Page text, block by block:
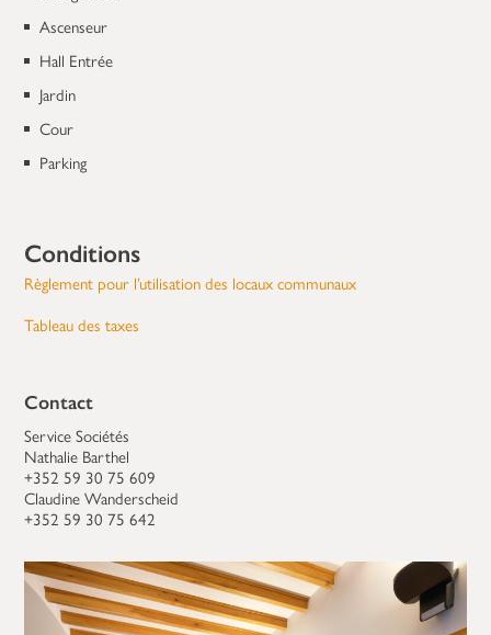
Ascenseur
Hall Entrée
Jardin
Cour
Parking
Conditions
Règlement pour l’utilisation des locaux communaux
Tableau des taxes
Contact
Service Sociétés
Nathalie Barthel
+352 59 30 75 609
Claudine Wanderscheid
+352 59 30 75 642